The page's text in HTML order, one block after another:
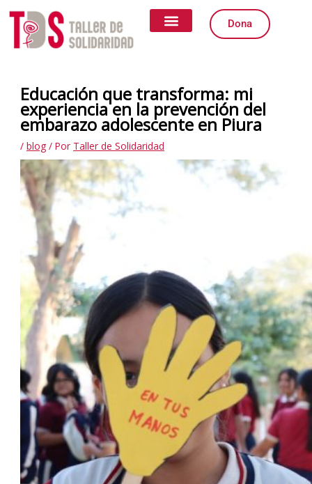
al
contenido
Dona
Educación que transforma: mi
experiencia en la prevención del
embarazo adolescente en Piura
/blog / Por Taller de Solidaridad